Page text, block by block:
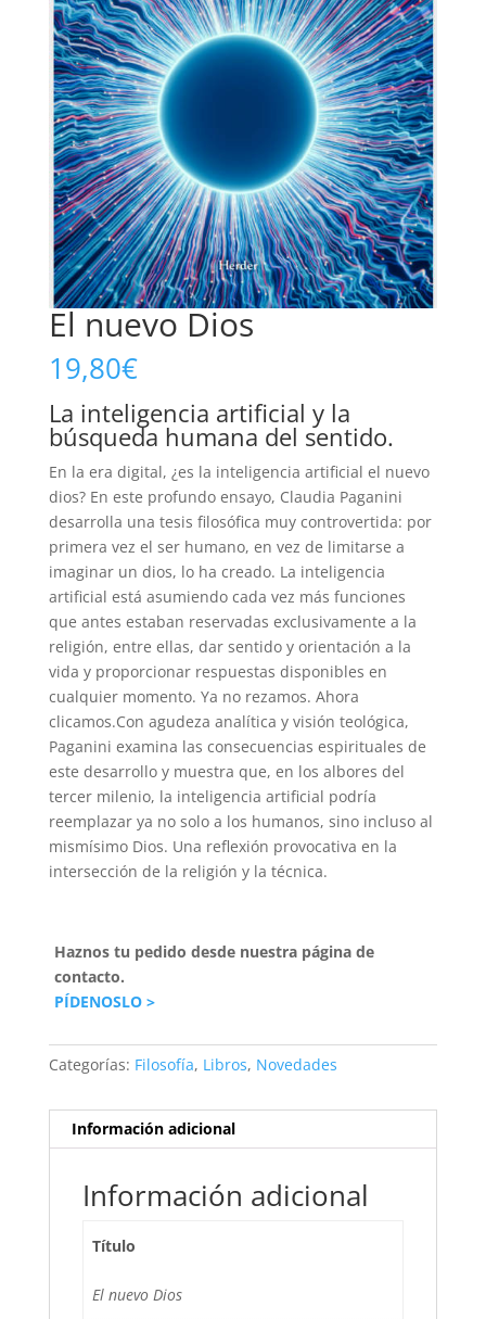
El nuevo Dios
19,80€
La inteligencia artificial y la
búsqueda humana del sentido.
En la era digital, ¿es la inteligencia artificial el nuevo
dios? En este profundo ensayo, Claudia Paganini
desarrolla una tesis filosófica muy controvertida: por
primera vez el ser humano, en vez de limitarse a
imaginar un dios, lo ha creado. La inteligencia
artificial está asumiendo cada vez más funciones
que antes estaban reservadas exclusivamente a la
religión, entre ellas, dar sentido y orientación a la
vida y proporcionar respuestas disponibles en
cualquier momento. Ya no rezamos. Ahora
clicamos.Con agudeza analítica y visión teológica,
Paganini examina las consecuencias espirituales de
este desarrollo y muestra que, en los albores del
tercer milenio, la inteligencia artificial podría
reemplazar ya no solo a los humanos, sino incluso al
mismísimo Dios. Una reflexión provocativa en la
intersección de la religión y la técnica.
Haznos tu pedido desde nuestra página de
contacto.
PÍDENOSLO >
Categorías: Filosofía, Libros, Novedades
Información adicional
Información adicional
Título
El nuevo Dios